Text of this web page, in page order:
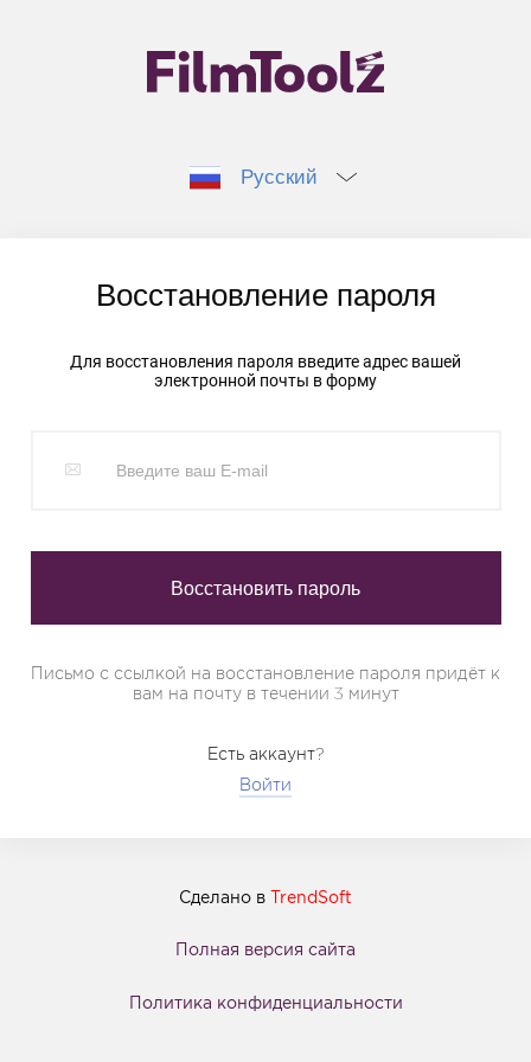
Русский
Восстановление пароля
Для восстановления пароля введите адрес вашей
электронной почты в форму
Письмо с ссылкой на восстановление пароля придёт к
вам на почту в течении 3 минут
Есть аккаунт?
Войти
Сделано в TrendSoft
Полная версия сайта
Политика конфиденциальности